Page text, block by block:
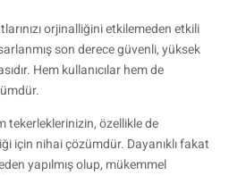
orjinalliğini etkilemeden etkili
son derece güvenli, yüksek
Hem kullanıcılar hem de
tekerleklerinizin, özellikle de
için nihai çözümdür. Dayanıklı fakat
yapılmış olup, mükemmel